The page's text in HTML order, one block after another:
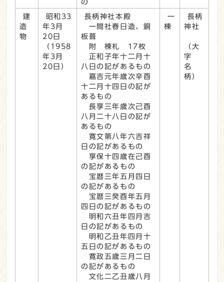
の
建
造
物
昭和33
年3月
20日
（1958
年3月
20日）
長柄神社本殿
一間社春日造、銅
板葺
附 棟札 17枚
正和子年十二月十
八日の記があるもの
嘉吉元年歳次辛酉
十二月十四日の記が
あるもの
長享三年歳次己酉
八月二十八日の記が
あるもの
寛文第八年六吉祥
日の記があるもの
享保十四歳在己酉
の記があるもの
宝暦三年五月四日
の記があるもの
宝暦三癸酉年五月
四日の記があるもの
明和六丑年四月吉
日の記があるもの
明和乙丑年四月十
五日の記があるもの
寛政五歳三月二日
の記があるもの
文化二乙丑歳八月
一
棟
長柄
神社
（大
字
名
柄）